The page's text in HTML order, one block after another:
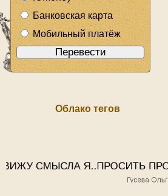
Банковская карта
Мобильный платёж
Облако тегов